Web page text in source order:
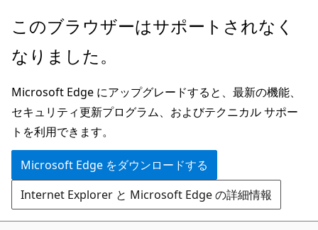
メ
ン
ン
テ
ン
ツ
に
ス
キ
このブラウザーはサポートされなく
なりました。
Microsoft Edge にアップグレードすると、最新の機能、
セキュリティ更新プログラム、およびテクニカル サポー
トを利用できます。
Microsoft Edge をダウンロードする
Internet Explorer と Microsoft Edge の詳細情報